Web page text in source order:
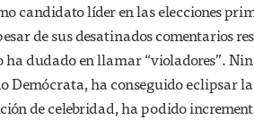
candidato líder en las elecciones
de sus desatinados comentarios
ha dudado en llamar “violadores”.
Demócrata, ha conseguido eclipsar
de celebridad, ha podido